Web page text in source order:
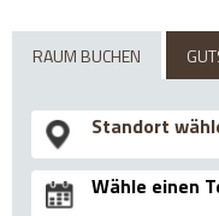
RAUM BUCHEN